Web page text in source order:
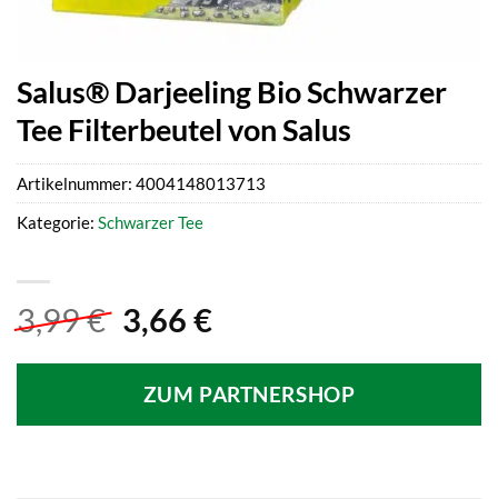
Salus® Darjeeling Bio Schwarzer
Tee Filterbeutel von Salus
3,99€ Ursprünglicher
war:
3,99 €
3,66 €Aktueller
ist:
3,66 €.
ZUM PARTNERSHOP
Artikelnummer: 4004148013713
Kategorie: Schwarzer Tee